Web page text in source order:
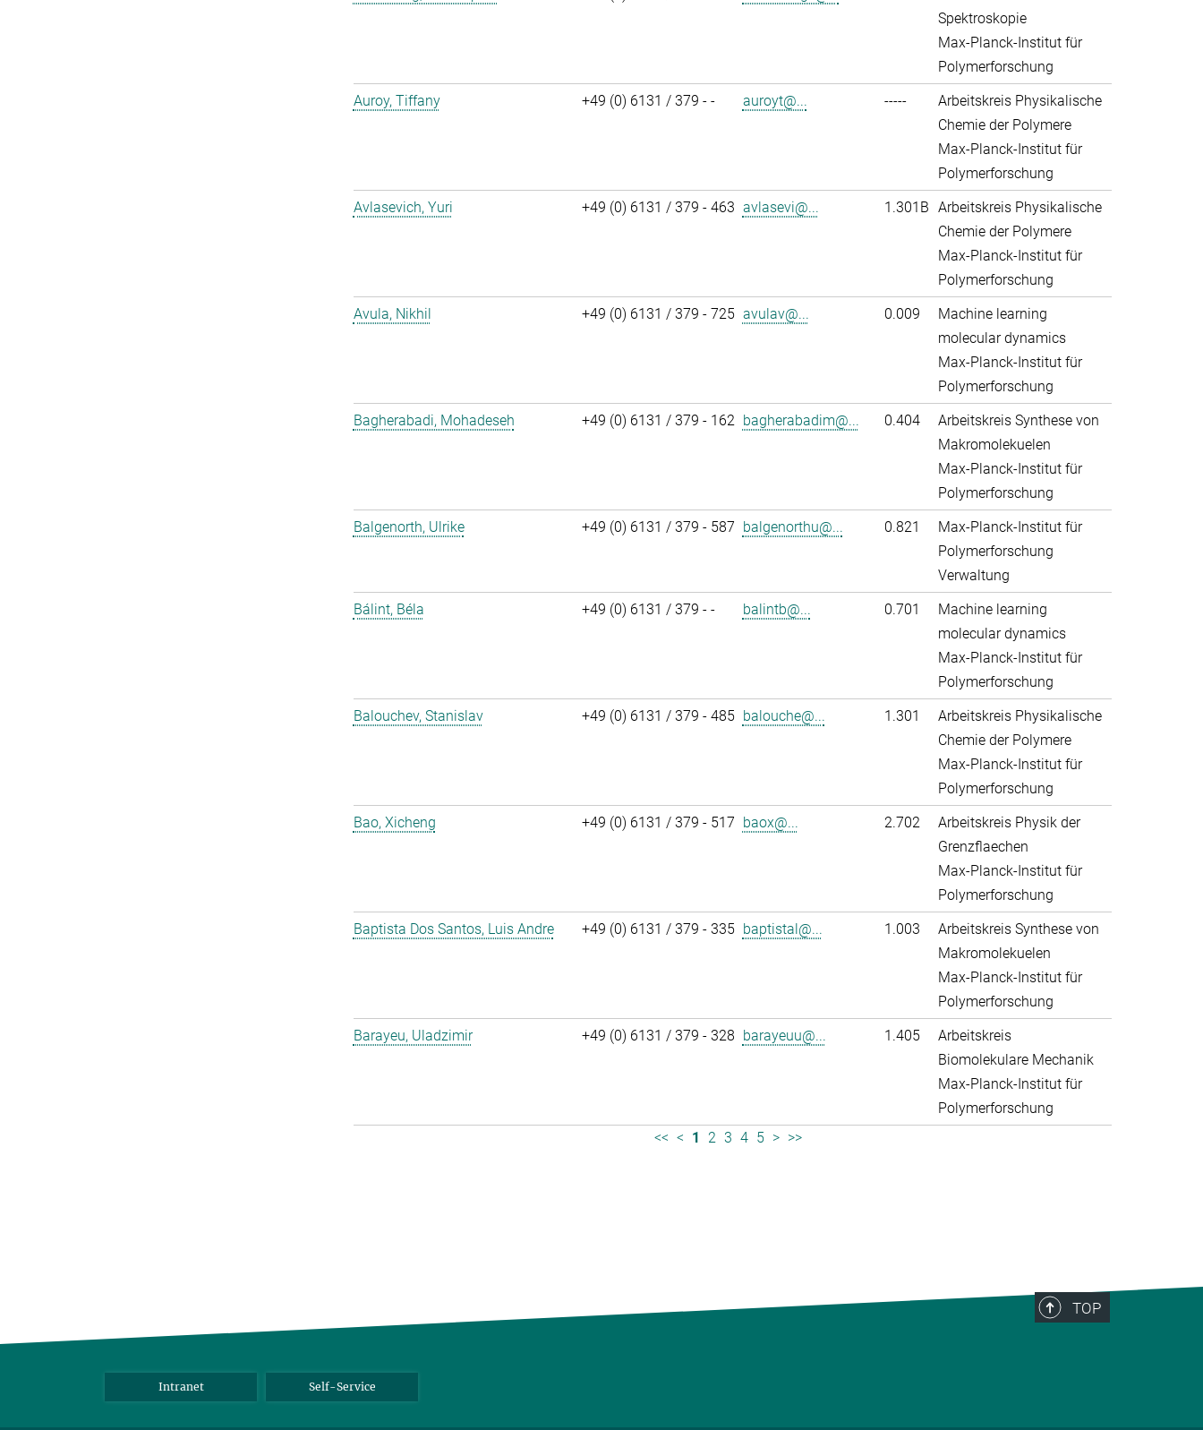
Spektroskopie
Max-Planck-Institut für
Polymerforschung
Auroy, Tiffany
+49 (0) 6131 / 379 - - auroyt@... -----
Arbeitskreis Physikalische
Chemie der Polymere
Max-Planck-Institut für
Polymerforschung
Avlasevich, Yuri
+49 (0) 6131 / 379 - 463 avlasevi@... 1.301B Arbeitskreis Physikalische
Chemie der Polymere
Max-Planck-Institut für
Polymerforschung
Avula, Nikhil
+49 (0) 6131 / 379 - 725 avulav@... 0.009
Machine learning
molecular dynamics
Max-Planck-Institut für
Polymerforschung
Bagherabadi, Mohadeseh
+49 (0) 6131 / 379 - 162 bagherabadim@... 0.404
Arbeitskreis Synthese von
Makromolekuelen
Max-Planck-Institut für
Polymerforschung
Balgenorth, Ulrike
+49 (0) 6131 / 379 - 587 balgenorthu@... 0.821
Max-Planck-Institut für
Polymerforschung
Verwaltung
Bálint, Béla
+49 (0) 6131 / 379 - - balintb@... 0.701
Machine learning
molecular dynamics
Max-Planck-Institut für
Polymerforschung
Balouchev, Stanislav
+49 (0) 6131 / 379 - 485 balouche@... 1.301
Arbeitskreis Physikalische
Chemie der Polymere
Max-Planck-Institut für
Polymerforschung
Bao, Xicheng
+49 (0) 6131 / 379 - 517 baox@... 2.702
Arbeitskreis Physik der
Grenzflaechen
Max-Planck-Institut für
Polymerforschung
Baptista Dos Santos, Luis Andre
+49 (0) 6131 / 379 - 335 baptistal@... 1.003
Arbeitskreis Synthese von
Makromolekuelen
Max-Planck-Institut für
Polymerforschung
Barayeu, Uladzimir
+49 (0) 6131 / 379 - 328 barayeuu@... 1.405
Arbeitskreis
Biomolekulare Mechanik
Max-Planck-Institut für
Polymerforschung
<< < 1 2 3 4 5 > >>
TOP
Intranet Self-Service